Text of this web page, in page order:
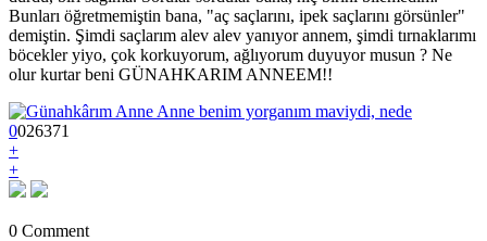
Bunları öğretmemiştin bana, "aç saçlarını, ipek saçlarını görsünler"
demiştin. Şimdi saçlarım alev alev yanıyor annem, şimdi tırnaklarımı
böcekler yiyo, çok korkuyorum, ağlıyorum duyuyor musun ? Ne
olur kurtar beni GÜNAHKARIM ANNEEM!!
0026371
+
+
0 Comment